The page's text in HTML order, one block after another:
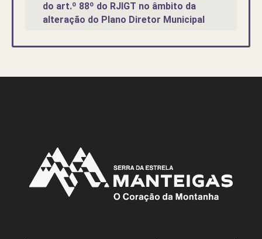
do art.º 88º do RJIGT no âmbito da
alteração do Plano Diretor Municipal